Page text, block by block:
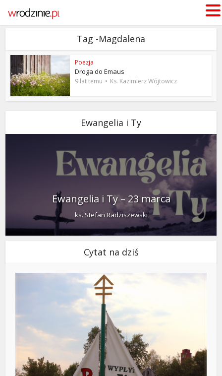
Tag -Magdalena
Poezja
Droga do Emaus
9 lat temu Ks. Kazimierz Wójtowicz
Ewangelia i Ty
Ewangelia i Ty – 23 marca
ks. Stefan Radziszewski
Cytat na dziś